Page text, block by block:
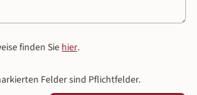
finden Siehier.
Felder sind Pflichtfelder.